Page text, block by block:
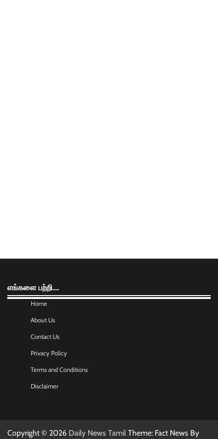
எங்களை பற்றி….
Home
About Us
Contact Us
Privacy Policy
Terms and Conditions
Disclaimer
Copyright © 2026 Daily News Tamil Theme: Fact News By